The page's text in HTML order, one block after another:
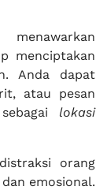
menawarkan
menciptakan
Anda dapat
atau pesan
lokasi
orang
emosional.